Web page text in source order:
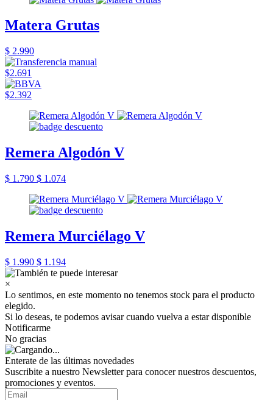
Matera Grutas
$ 2.990
$2.691
$2.392
Remera Algodón V
$ 1.790 $ 1.074
Remera Murciélago V
$ 1.990 $ 1.194
×
Lo sentimos, en este momento no tenemos stock para el producto
elegido.
Si lo deseas, te podemos avisar cuando vuelva a estar disponible
Notificarme
No gracias
Enterate de las últimas novedades
Suscribite a nuestro Newsletter para conocer nuestros descuentos,
promociones y eventos.